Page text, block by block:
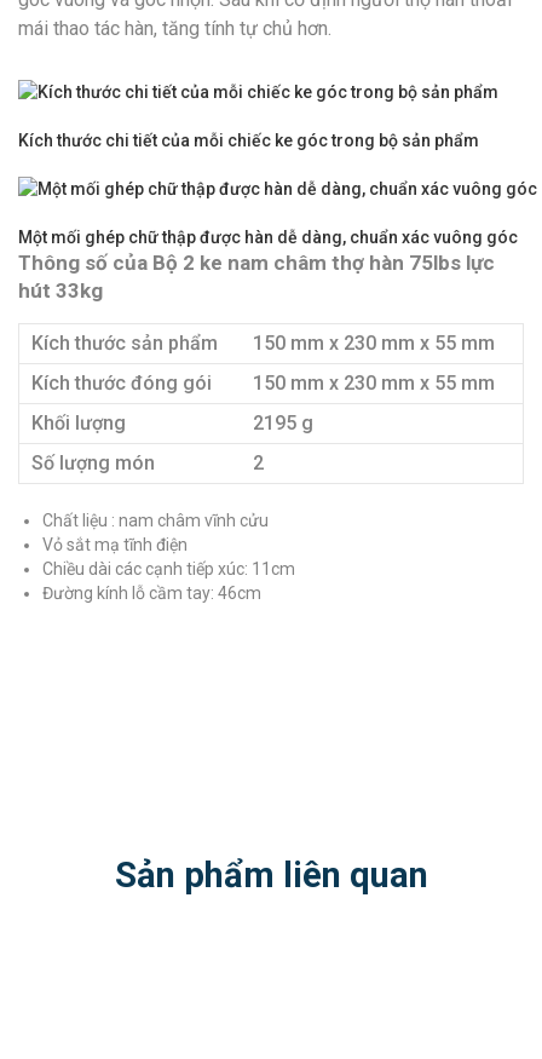
mái thao tác hàn, tăng tính tự chủ hơn.
Kích thước chi tiết của mỗi chiếc ke góc trong bộ sản phẩm
Một mối ghép chữ thập được hàn dễ dàng, chuẩn xác vuông góc
Thông số của Bộ 2 ke nam châm thợ hàn 75lbs lực
hút 33kg
Kích thước sản phẩm
150 mm x 230 mm x 55 mm
Kích thước đóng gói
150 mm x 230 mm x 55 mm
Khối lượng
2195 g
Số lượng món
2
Chất liệu : nam châm vĩnh cửu
Vỏ sắt mạ tĩnh điện
Chiều dài các cạnh tiếp xúc: 11cm
Đường kính lỗ cầm tay: 46cm
Sản phẩm liên quan